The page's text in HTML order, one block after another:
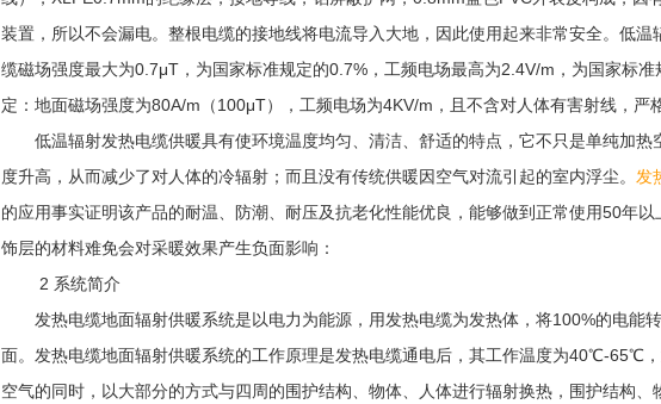
装置，所以不会漏电。整根电缆的接地线将电流导入大地，因此使用起来非常安全。低
缆磁场强度最大为0.7μT，为国家标准规定的0.7%，工频电场最高为2.4V/m，为国家标
定：地面磁场强度为80A/m（100μT），工频电场为4KV/m，且不含对人体有害射线，严
低温辐射发热电缆供暖具有使环境温度均匀、清洁、舒适的特点，它不只是单纯加热
度升高，从而减少了对人体的冷辐射；而且没有传统供暖因空气对流引起的室内浮尘。 发
的应用事实证明该产品的耐温、防潮、耐压及抗老化性能优良，能够做到正常使用50年
饰层的材料难免会对采暖效果产生负面影响：
2 系统简介
发热电缆地面辐射供暖系统是以电力为能源，用发热电缆为发热体，将100%的电能
面。发热电缆地面辐射供暖系统的工作原理是发热电缆通电后，其工作温度为40℃-65℃
空气的同时，以大部分的方式与四周的围护结构、物体、人体进行辐射换热，围护结构